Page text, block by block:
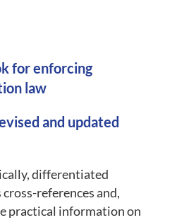
for enforcing
law
and updated
differentiated
references and,
practical information on